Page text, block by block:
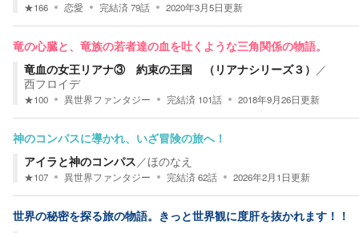
★166 恋愛 完結済79話 2020年3月5日更新
竜の心臓と、竜族の若者達の血を吐くような三角関係の物語。
竜血の女王リアナ③ 約束の王国 （リアナシリーズ３） ／
西フロイデ
★100 異世界ファンタジー 完結済 101話 2018年9月26日更新
神のコンパスに導かれ、いざ冒険の旅へ！
アイラと神のコンパス／ほのなえ
★107 異世界ファンタジー 完結済62話 2026年2月1日更新
世界の秘密を探る旅の物語。きっと世界観に度肝を抜かれます！！